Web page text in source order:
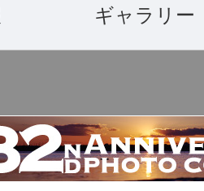
ギャラリー